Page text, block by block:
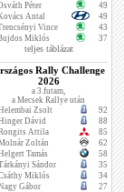
Péter
49
Antal
49
Vince
43
Miklós 37
teljes táblázat
Rally Challenge
2026
a 3.futam,
a Mecsek Rallye után
Zsolt
92
Dávid
88
Attila
85
Zoltán
62
Tamás
58
Sándor
35
Miklós
34
Gábor
27